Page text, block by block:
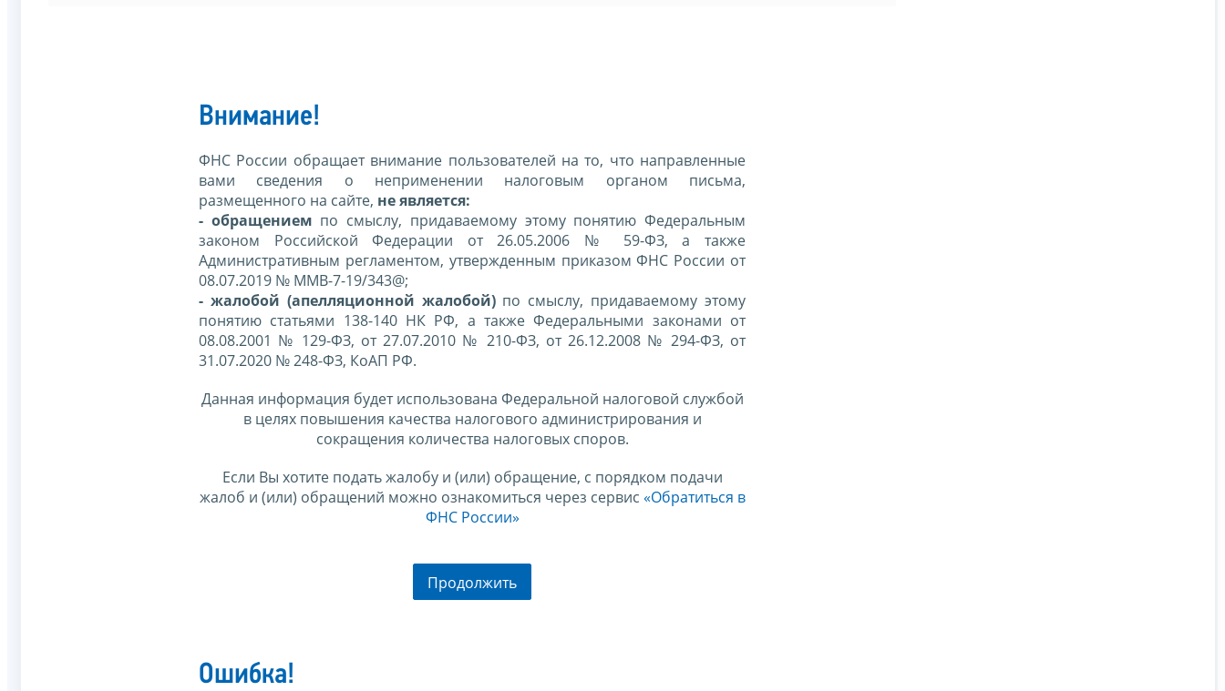
Внимание!
ФНС России обращает внимание пользователей на то, что направленные
вами сведения о неприменении налоговым органом письма,
размещенного на сайте, не является:
- обращением по смыслу, придаваемому этому понятию Федеральным
законом Российской Федерации от 26.05.2006 № 59-ФЗ, а также
Административным регламентом, утвержденным приказом ФНС России от
08.07.2019 № ММВ-7-19/343@;
- жалобой (апелляционной жалобой)по смыслу, придаваемому этому
понятию статьями 138-140 НК РФ, а также Федеральными законами от
08.08.2001 № 129-ФЗ, от 27.07.2010 № 210-ФЗ, от 26.12.2008 № 294-ФЗ, от
31.07.2020 № 248-ФЗ, КоАП РФ.
Данная информация будет использована Федеральной налоговой службой
в целях повышения качества налогового администрирования и
сокращения количества налоговых споров.
Если Вы хотите подать жалобу и (или) обращение, с порядком подачи
жалоб и (или) обращений можно ознакомиться через сервис «Обратиться в
ФНС России»
Продолжить
Ошибка!